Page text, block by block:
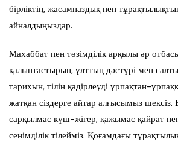
бірліктің, жасампаздық пен
айналдыңыздар.
Махаббат пен төзімділік арқылы әр
қалыптастырып, ұлттың дәстүрі мен
тарихын, тілін қадірлеуді ұрпақтан-
жатқан сіздерге айтар алғысымыз
сарқылмас күш-жігер, қажымас қайрат
сенімділік тілейміз. Қоғамдағы